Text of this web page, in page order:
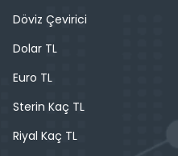
Döviz Çevirici
Dolar TL
Euro TL
Sterin Kaç TL
Riyal Kaç TL